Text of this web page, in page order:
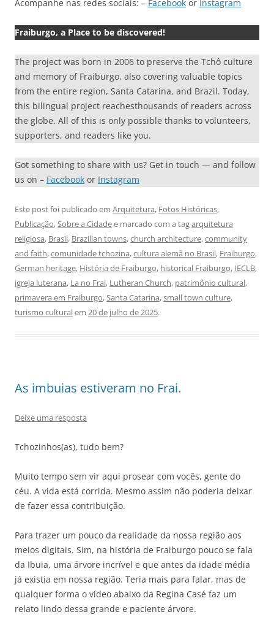
Acompanhe nas redes sociais: – Facebook or Instagram
Fraiburgo, a Place to be discovered!
The project was born in 2006 to preserve the Tchô culture
and memory of Fraiburgo, also covering valuable topics
from the entire region, Santa Catarina, and Brazil. Today,
this bilingual project reachesthousands of readers across
the globe. All of this is only possible thanks to volunteers,
supporters, and readers like you.
Got something to share with us? Get in touch — and follow
us on – Facebook or Instagram
Este post foi publicado em Arquitetura, Fotos Históricas,
Publicação,Sobre a Cidadee marcado com a tagarquitetura
religiosa, Brasil, Brazilian towns,church architecture,community
and faith,comunidade tchozina,cultura alemã no Brasil, Fraiburgo,
German heritage, História de Fraiburgo, historical Fraiburgo, IECLB,
igreja luterana, La no Frai, Lutheran Church, patrimônio cultural,
primavera em Fraiburgo,Santa Catarina,small town culture,
turismo culturalem 20 de julho de 2025.
As imbuias estiveram no Frai.
Deixe uma resposta
Tchozinhos(as), tudo bem?
Muito tempo sem vir aqui prosear com vocês, gente do
céu. A vida está corrida. Mesmo assim não poderia deixar
de fazer essa contribuição.
Para trazer um pouco da realidade da nossa região aos
meios digitais. Sim, na história de Fraiburgo pouco se fala
da Ibuia, uma árvore incrível e que antes da idade média
já existia em nossa região. Teria mais para falar, mas de
qualquer forma o vídeo abaixo da Regina Casé faz um
relato lindo dessa grande e paciente árvore.